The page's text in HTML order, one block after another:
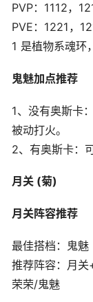
PVP：1112，
PVE：1221，
1 是植物系魂环
鬼魅加点推荐
1、没有奥斯卡
被动打火。
2、有奥斯卡：
月关 (菊)
月关阵容推荐
最佳搭档：鬼魅
推荐阵容：月
荣荣/鬼魅